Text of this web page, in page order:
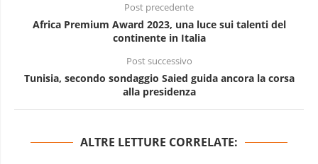
Post precedente
Africa Premium Award 2023, una luce sui talenti del
continente in Italia
Post successivo
Tunisia, secondo sondaggio Saied guida ancora la corsa
alla presidenza
ALTRE LETTURE CORRELATE: